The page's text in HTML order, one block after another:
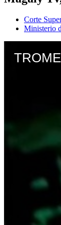
Corte
Ministerio